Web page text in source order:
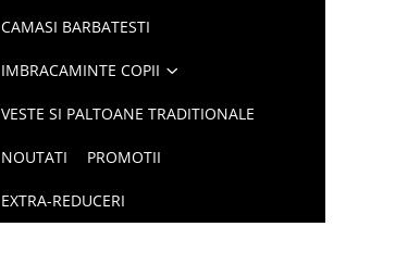
CAMASI BARBATESTI
IMBRACAMINTE COPII
VESTE SI PALTOANE TRADITIONALE
NOUTATI PROMOTII
EXTRA-REDUCERI